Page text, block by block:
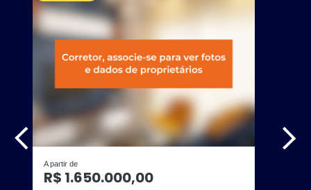
A partir de
R$ 1.650.000,00